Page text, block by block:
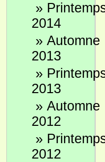
»
2014
» Automne
2013
»
2013
» Automne
2012
»
2012